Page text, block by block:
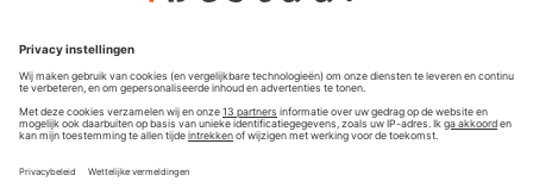
Privacyinstellingen